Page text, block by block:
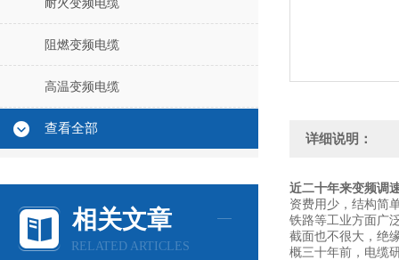
耐火变频电缆
阻燃变频电缆
高温变频电缆
查看全部
相关文章
RELATED ARTICLES
详细说明：
近二十年来变频调
资费用少，结构简
铁路等工业方面广
截面也不很大，绝
概三十年前，电缆